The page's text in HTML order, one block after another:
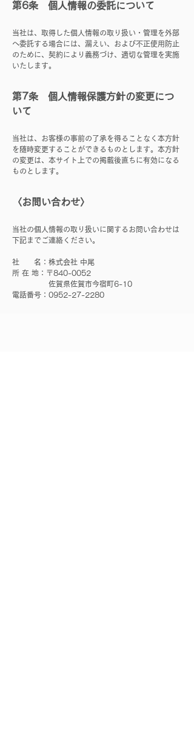
第6条 個人情報の委託について
当社は、取得した個人情報の取り扱い・管理を外部
へ委託する場合には、漏えい、および不正使用防止
のために、契約により義務づけ、適切な管理を実施
いたします。
第7条 個人情報保護方針の変更につ
いて
​当社は、お客様の事前の了承を得ることなく本方針
を随時変更することができるものとします。本方針
の変更は、本サイト上での掲載後直ちに有効になる
ものとします。
〈お問い合わせ〉
当社の個人情報の取り扱いに関するお問い合わせは
下記までご連絡ください。
社 名：株式会社 中尾
所 在 地：〒840-0052
佐賀県佐賀市今宿町6-10
電話番号：0952-27-2280